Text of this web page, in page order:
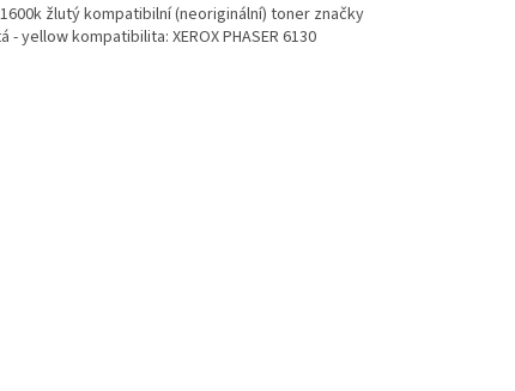
žlutý kompatibilní (neoriginální) toner značky
yellow kompatibilita: XEROX PHASER 6130